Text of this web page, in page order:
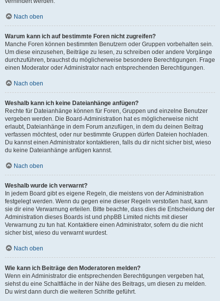
Nach oben
Warum kann ich auf bestimmte Foren nicht zugreifen?
Manche Foren können bestimmten Benutzern oder Gruppen vorbehalten sein.
Um diese einzusehen, Beiträge zu lesen, zu schreiben oder andere Vorgänge
durchzuführen, brauchst du möglicherweise besondere Berechtigungen. Frage
einen Moderator oder Administrator nach entsprechenden Berechtigungen.
Nach oben
Weshalb kann ich keine Dateianhänge anfügen?
Rechte für Dateianhänge können für Foren, Gruppen und einzelne Benutzer
vergeben werden. Die Board-Administration hat es möglicherweise nicht
erlaubt, Dateianhänge in dem Forum anzufügen, in dem du deinen Beitrag
verfassen möchtest, oder nur bestimmte Gruppen dürfen Dateien hochladen.
Du kannst einen Administrator kontaktieren, falls du dir nicht sicher bist, wieso
du keine Dateianhänge anfügen kannst.
Nach oben
Weshalb wurde ich verwarnt?
In jedem Board gibt es eigene Regeln, die meistens von der Administration
festgelegt werden. Wenn du gegen eine dieser Regeln verstoßen hast, kann
sie dir eine Verwarnung erteilen. Bitte beachte, dass dies die Entscheidung der
Administration dieses Boards ist und phpBB Limited nichts mit dieser
Verwarnung zu tun hat. Kontaktiere einen Administrator, sofern du die nicht
sicher bist, wieso du verwarnt wurdest.
Nach oben
Wie kann ich Beiträge den Moderatoren melden?
Wenn ein Administrator die entsprechenden Berechtigungen vergeben hat,
siehst du eine Schaltfläche in der Nähe des Beitrags, um diesen zu melden.
Du wirst dann durch die weiteren Schritte geführt.